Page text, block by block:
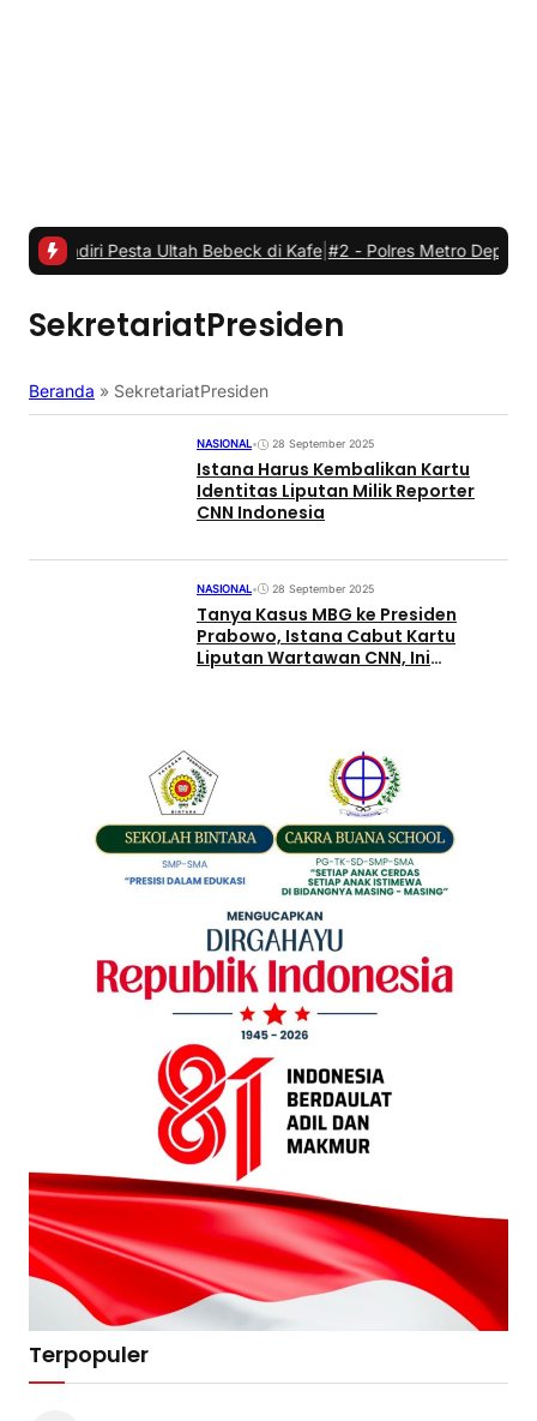
Ultah Bebeck di Kafe|#2 - Polres Metro Depok dan Margo
SekretariatPresiden
Beranda » SekretariatPresiden
NASIONAL• 28 September 2025
Istana Harus Kembalikan Kartu
Identitas Liputan Milik Reporter
CNN Indonesia
NASIONAL• 28 September 2025
Tanya Kasus MBG ke Presiden
Prabowo, Istana Cabut Kartu
Liputan Wartawan CNN, Ini
Terpopuler